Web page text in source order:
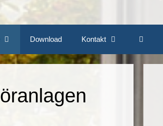
Download Kontakt